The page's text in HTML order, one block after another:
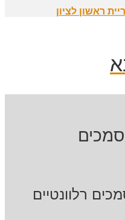
ראשון לציון
רלוונטיים